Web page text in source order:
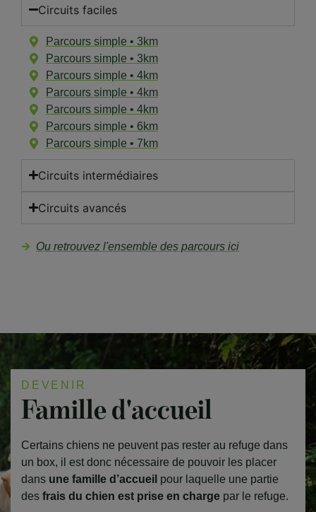
Circuits faciles
Parcours simple • 3km
Parcours simple • 3km
Parcours simple • 4km
Parcours simple • 4km
Parcours simple • 4km
Parcours simple • 6km
Parcours simple • 7km
Circuits intermédiaires
Circuits avancés
Ou retrouvez l'ensemble des parcours ici
DEVENIR
Famille d'accueil
Certains chiens ne peuvent pas rester au refuge dans
un box, il est donc nécessaire de pouvoir les placer
dans une famille d’accueil pour laquelle une partie
des frais du chien est prise en charge par le refuge.